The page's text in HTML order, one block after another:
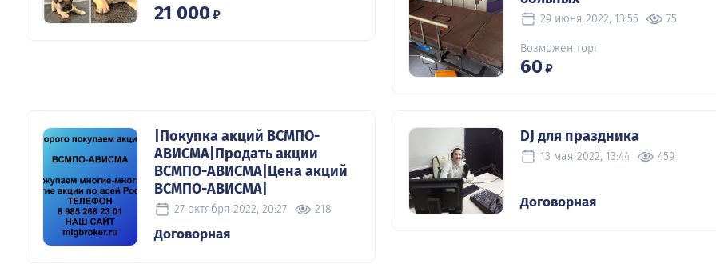
21 000₽ 29 июня 2022, 13:55 75
Возможен торг
60₽
|Покупка акций ВСМПО-
АВИСМА|Продать акции
ВСМПО-АВИСМА|Цена акций
ВСМПО-АВИСМА|
27 октября 2022, 20:27 218
Договорная
DJ для праздника
13 мая 2022, 13:44 459
Договорная